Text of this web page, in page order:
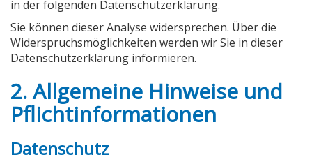
in der folgenden Datenschutzerklärung.
Sie können dieser Analyse widersprechen. Über die
Widerspruchsmöglichkeiten werden wir Sie in dieser
Datenschutzerklärung informieren.
2. Allgemeine Hinweise und
Pflichtinformationen
Datenschutz